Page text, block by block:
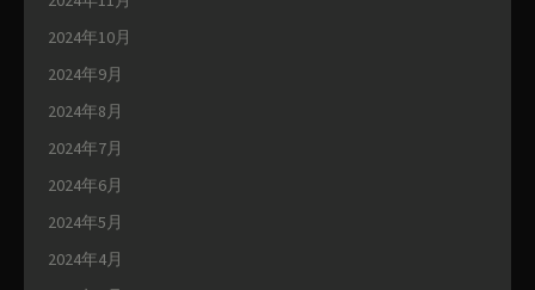
2024年10月
2024年9月
2024年8月
2024年7月
2024年6月
2024年5月
2024年4月